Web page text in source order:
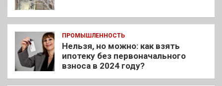
ПРОМЫШЛЕННОСТЬ
Нельзя, но можно: как взять
ипотеку без первоначального
взноса в 2024 году?